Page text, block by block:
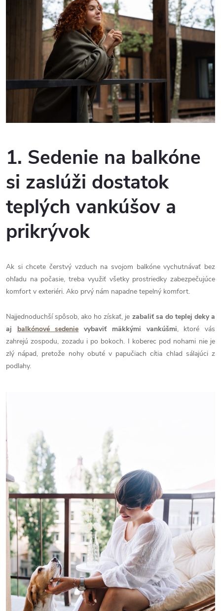
1. Sedenie na balkóne
si zaslúži dostatok
teplých vankúšov a
prikrývok
Ak si chcete čerstvý vzduch na svojom balkóne vychutnávať bez
ohľadu na počasie, treba využiť všetky prostriedky zabezpečujúce
komfort v exteriéri. Ako prvý nám napadne tepelný komfort.
Najjednoduchší spôsob, ako ho získať, je zabaliť sa do teplej deky a
aj balkónové sedenie vybaviť mäkkými vankúšmi, ktoré vás
zahrejú zospodu, zozadu i po bokoch. I koberec pod nohami nie je
zlý nápad, pretože nohy obuté v papučiach cítia chlad sálajúci z
podlahy.